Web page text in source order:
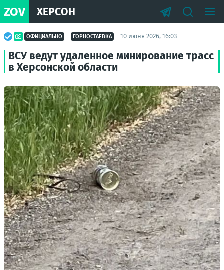
ZOV ХЕРСОН
ОФИЦИАЛЬНО ГОРНОСТАЕВКА 10 июня 2026, 16:03
ВСУ ведут удаленное минирование трасс
в Херсонской области